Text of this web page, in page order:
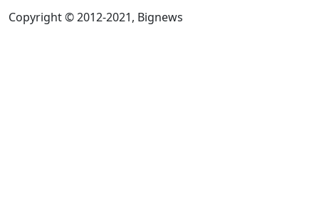
Copyright © 2012-2021, Bignews